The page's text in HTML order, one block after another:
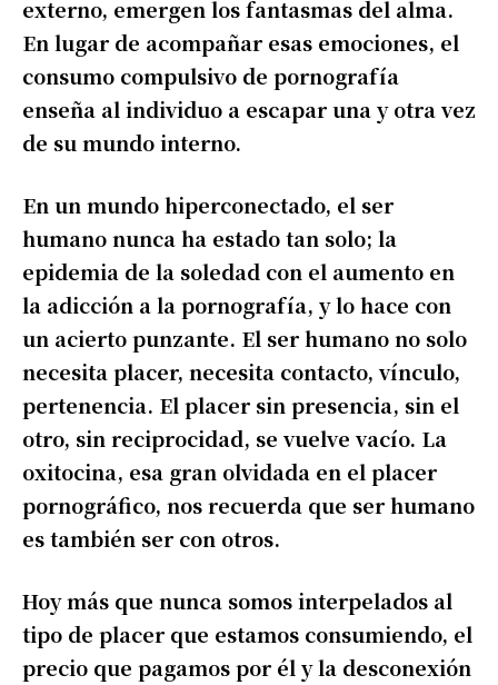
externo, emergen los fantasmas del alma.
En lugar de acompañar esas emociones, el
consumo compulsivo de pornografía
enseña al individuo a escapar una y otra vez
de su mundo interno.
En un mundo hiperconectado, el ser
humano nunca ha estado tan solo; la
epidemia de la soledad con el aumento en
la adicción a la pornografía, y lo hace con
un acierto punzante. El ser humano no solo
necesita placer, necesita contacto, vínculo,
pertenencia. El placer sin presencia, sin el
otro, sin reciprocidad, se vuelve vacío. La
oxitocina, esa gran olvidada en el placer
pornográfico, nos recuerda que ser humano
es también ser con otros.
Hoy más que nunca somos interpelados al
tipo de placer que estamos consumiendo, el
precio que pagamos por él y la desconexión